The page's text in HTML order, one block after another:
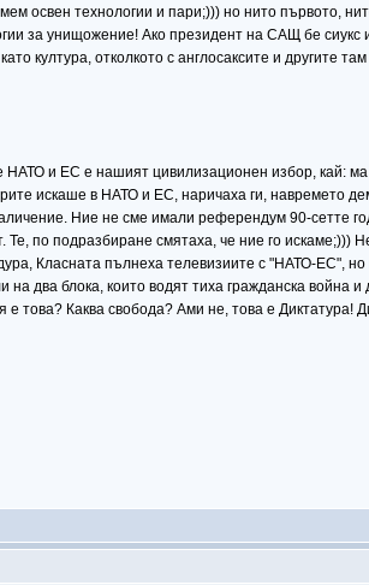
освен технологии и пари;))) но нито първото,
за унищожение! Ако президент на САЩ бе
култура, отколкото с англосаксите и другите
НАТО и ЕС е нашият цивилизационен избор, кай:
искаше в НАТО и ЕС, наричаха ги, навремето
Ние не сме имали референдум 90-сетте
Те, по подразбиране смятаха, че ние го
Класната пълнеха телевизиите с "НАТО-ЕС",
на два блока, които водят тиха гражданска
това? Каква свобода? Ами не, това е Диктатура!